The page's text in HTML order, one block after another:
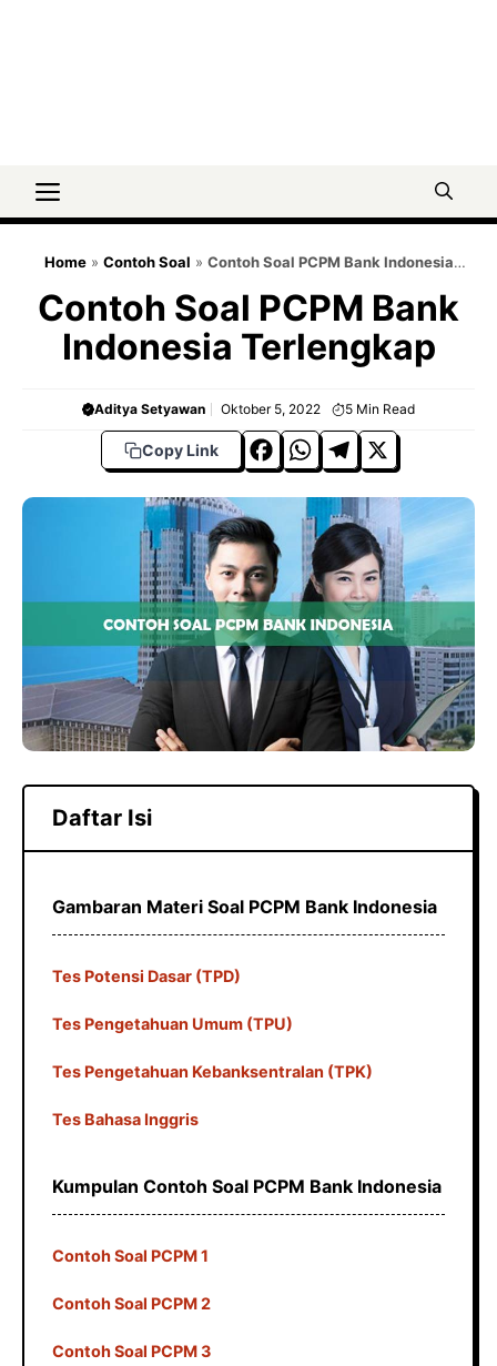
Menu
Home» Contoh Soal » Contoh Soal PCPM Bank Indonesia
Contoh Soal PCPM Bank
Indonesia Terlengkap
Aditya Setyawan Oktober 5, 2022 5 Min Read
Copy Link
F
a
c
e
b
o
o
k
W
h
a
s
A
p
p
T
el
e
g
r
a
m
X
Daftar Isi
Gambaran Materi Soal PCPM Bank Indonesia
Tes Potensi Dasar (TPD)
Tes Pengetahuan Umum (TPU)
Tes Pengetahuan Kebanksentralan (TPK)
Tes Bahasa Inggris
Kumpulan Contoh Soal PCPM Bank Indonesia
Contoh Soal PCPM 1
Contoh Soal PCPM 2
Contoh Soal PCPM 3